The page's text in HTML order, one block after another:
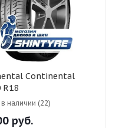
R18
6 99Y
в наличии (22)
руб.